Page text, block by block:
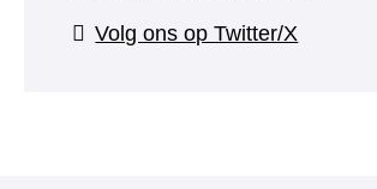
Volg ons op Twitter/X